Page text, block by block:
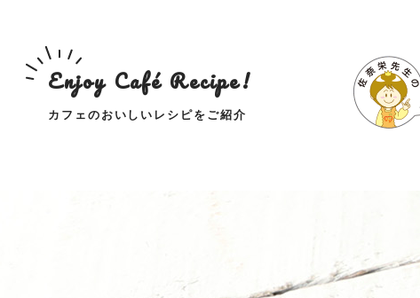
Enjoy Café Recipe!
カフェのおいしいレシピをご紹介